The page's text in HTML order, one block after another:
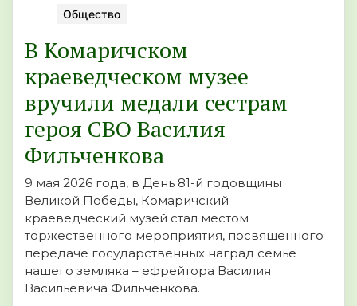
Общество
В Комаричском
краеведческом музее
вручили медали сестрам
героя СВО Василия
Фильченкова
9 мая 2026 года, в День 81-й годовщины
Великой Победы, Комаричский
краеведческий музей стал местом
торжественного мероприятия, посвященного
передаче государственных наград семье
нашего земляка – ефрейтора Василия
Васильевича Фильченкова.